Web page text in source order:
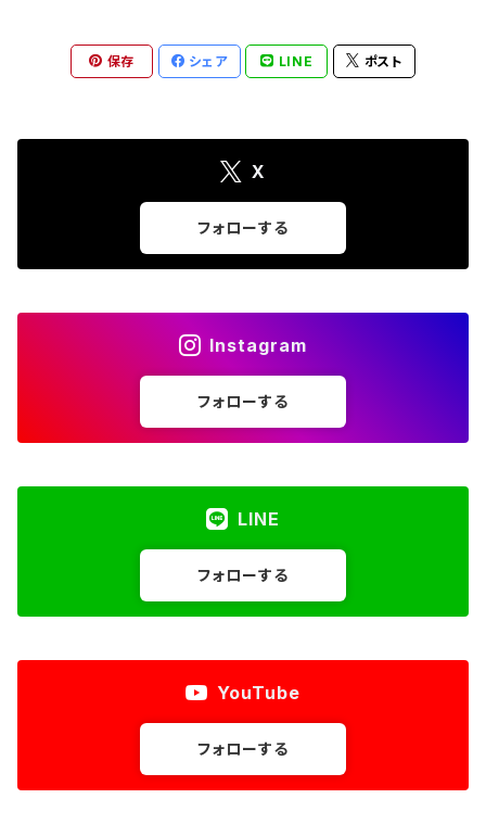
保存 シェア LINE ポスト
X
フォローする
Instagram
フォローする
LINE
フォローする
YouTube
フォローする